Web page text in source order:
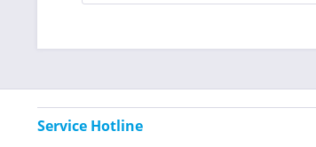
Service Hotline